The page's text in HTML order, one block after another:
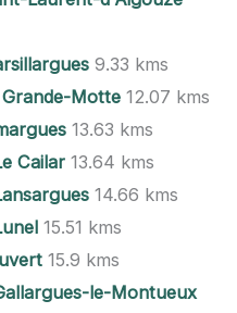
9.33 kms
Grande-Motte 12.07 kms
13.63 kms
Cailar 13.64 kms
14.66 kms
15.51 kms
15.9 kms
le-Montueux